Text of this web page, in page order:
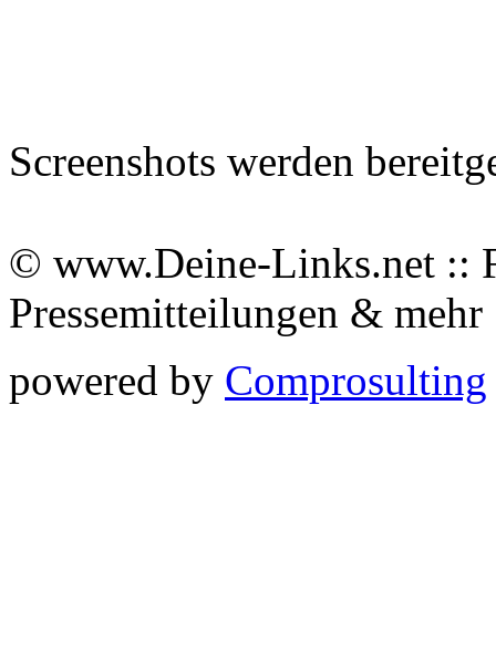
Screenshots werden
© www.Deine-Links.net ::
Pressemitteilungen &
powered by Comprosulting